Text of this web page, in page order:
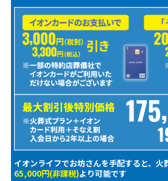
イオンライフでお坊さんを手配すると、
65,000円(非課税)より可能です